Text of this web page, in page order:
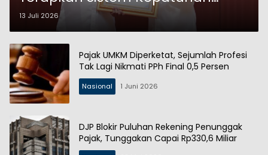
Kolaboratif Bersama Pertamina
13 Juli 2026
Pajak UMKM Diperketat, Sejumlah Profesi
Tak Lagi Nikmati PPh Final 0,5 Persen
Nasional 1 Juni 2026
DJP Blokir Puluhan Rekening Penunggak
Pajak, Tunggakan Capai Rp330,6 Miliar